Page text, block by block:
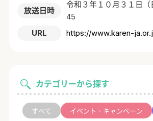
カテゴリーから探す
すべて イベント・キャンペーン
放送日時
令和３年１０月３１日（
45
URL
https://www.karen-